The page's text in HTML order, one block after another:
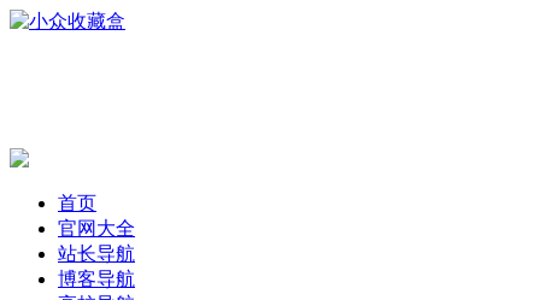
首页
官网大全
站长导航
博客导航